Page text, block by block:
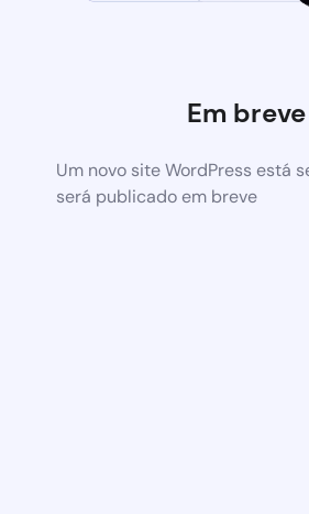
Em breve
Um novo site WordPress está
será publicado em breve